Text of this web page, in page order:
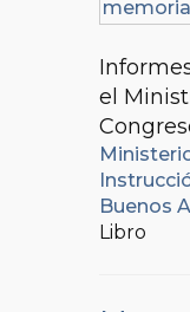
el
Buenos
Libro